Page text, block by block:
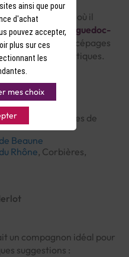
enBourgogne
, où il
Dans leLanguedoc-
avec d'autres cépages
et aromatiques.
Fronsac, Côtes de
Beaune
Rhône, Corbières,
un compagnon idéal pour
suggestions :
ainsi que pour
d'achat
pouvez accepter,
plus sur ces
les
mes choix